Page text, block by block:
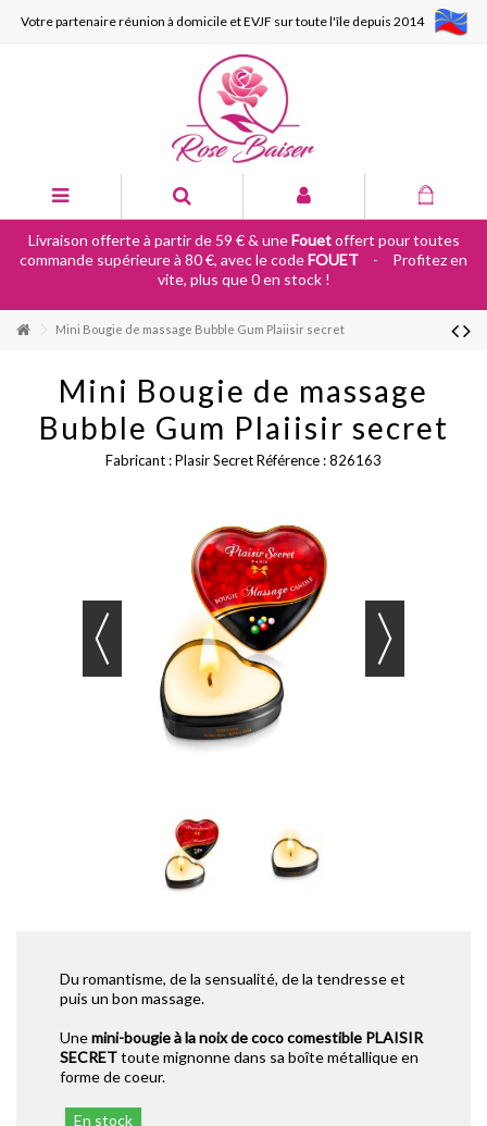
Votre partenaire réunion à domicile et EVJF sur toute l'île depuis 2014
Livraison offerte à partir de 59 € & uneFouetoffert pour toutes
commande supérieure à 80 €, avec le codeFOUET -
Profitez en
vite, plus que 0 en stock !
Mini Bougie de massage Bubble Gum Plaiisir secret
Mini Bougie de massage
Bubble Gum Plaiisir secret
Fabricant :Plasir SecretRéférence :826163
Du romantisme, de la sensualité, de la tendresse et
puis un bon massage.
Unemini-bougie à la noix de coco comestible PLAISIR
SECRETtoute mignonne dans sa boîte métallique en
forme de coeur.
En stock